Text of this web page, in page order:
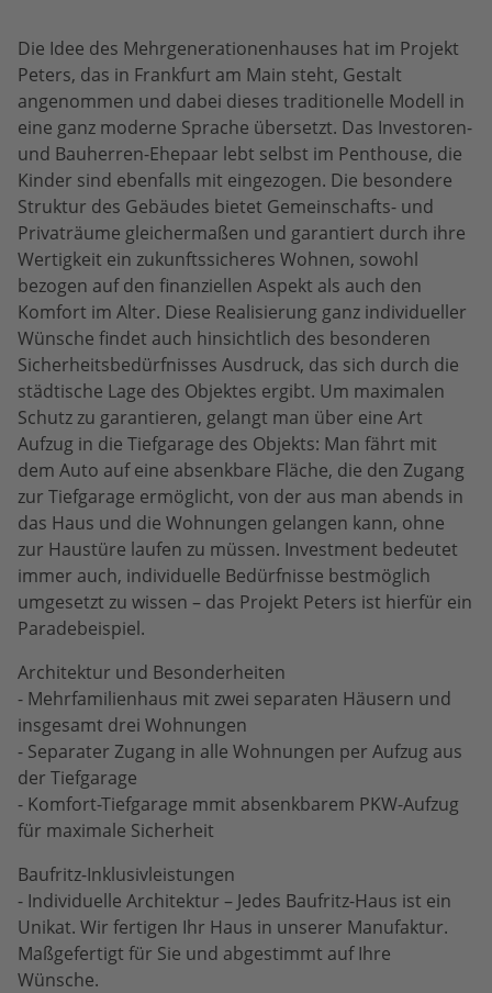
Die Idee des Mehrgenerationenhauses hat im Projekt
Peters, das in Frankfurt am Main steht, Gestalt
angenommen und dabei dieses traditionelle Modell in
eine ganz moderne Sprache übersetzt. Das Investoren-
und Bauherren-Ehepaar lebt selbst im Penthouse, die
Kinder sind ebenfalls mit eingezogen. Die besondere
Struktur des Gebäudes bietet Gemeinschafts- und
Privaträume gleichermaßen und garantiert durch ihre
Wertigkeit ein zukunftssicheres Wohnen, sowohl
bezogen auf den finanziellen Aspekt als auch den
Komfort im Alter. Diese Realisierung ganz individueller
Wünsche findet auch hinsichtlich des besonderen
Sicherheitsbedürfnisses Ausdruck, das sich durch die
städtische Lage des Objektes ergibt. Um maximalen
Schutz zu garantieren, gelangt man über eine Art
Aufzug in die Tiefgarage des Objekts: Man fährt mit
dem Auto auf eine absenkbare Fläche, die den Zugang
zur Tiefgarage ermöglicht, von der aus man abends in
das Haus und die Wohnungen gelangen kann, ohne
zur Haustüre laufen zu müssen. Investment bedeutet
immer auch, individuelle Bedürfnisse bestmöglich
umgesetzt zu wissen – das Projekt Peters ist hierfür ein
Paradebeispiel.
Architektur und Besonderheiten
- Mehrfamilienhaus mit zwei separaten Häusern und
insgesamt drei Wohnungen
- Separater Zugang in alle Wohnungen per Aufzug aus
der Tiefgarage
- Komfort-Tiefgarage mmit absenkbarem PKW-Aufzug
für maximale Sicherheit
Baufritz-Inklusivleistungen
- Individuelle Architektur – Jedes Baufritz-Haus ist ein
Unikat. Wir fertigen Ihr Haus in unserer Manufaktur.
Maßgefertigt für Sie und abgestimmt auf Ihre
Wünsche.